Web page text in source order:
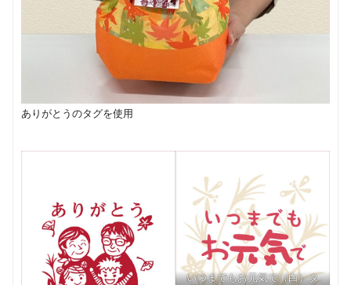
ありがとうのタグを使用
いつまでもお元気で（白）タ